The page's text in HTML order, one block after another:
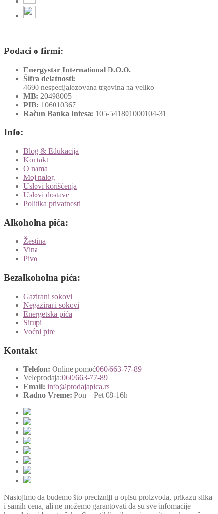
Podaci o firmi:
Energystar International D.O.O.
Šifra delatnosti:
4690 nespecijalozovana trgovina na veliko
MB: 20498005
PIB: 106010367
Račun Banka Intesa: 105-541801000104-31
Info:
Blog & Edukacija
Kontakt
O nama
Moj nalog
Uslovi korišćenja
Uslovi dostave
Politika privatnosti
Alkoholna pića:
Žestina
Vina
Pivo
Bezalkoholna pića:
Gazirani sokovi
Negazirani sokovi
Energetska pića
Sirupi
Voćni pire
Kontakt
Telefon: Online pomoć060/663-77-89
Veleprodaja:060/663-77-89
Email: info@prodajapica.rs
Radno Vreme: Pon – Pet 08-16h
Nastojimo da budemo što precizniji u opisu proizvoda, prikazu slika
i samih cena, ali ne možemo garantovati da su sve infomacije